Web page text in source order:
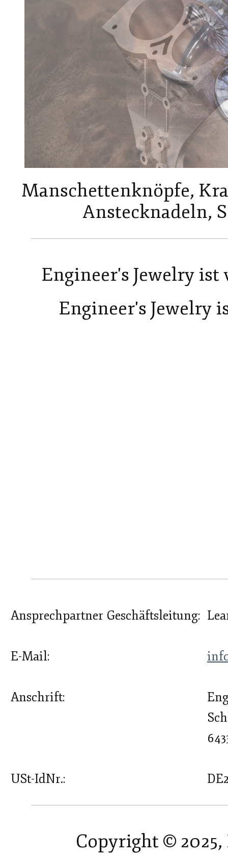
Manschettenknöpfe,
Anstecknadeln,
Engineer's Jewelry
Engineer's Jewelry
Ansprechpartner Geschäftsleitung:
E-Mail:
Anschrift:
USt-IdNr.:
Copyright ©